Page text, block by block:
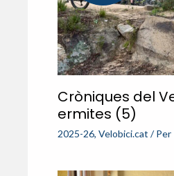
Cròniques del
ermites (5)
2025-26, Velobici.cat / Per